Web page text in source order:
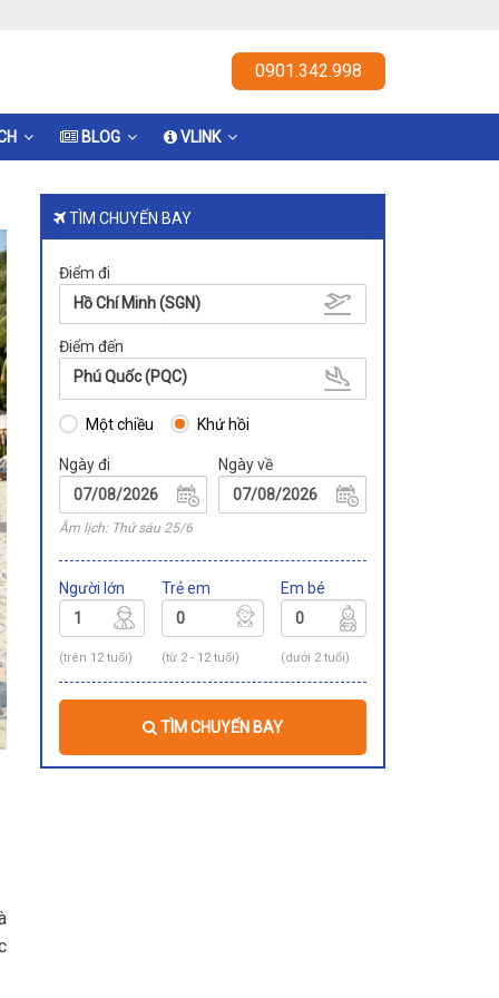
0901.342.998
BLOG VLINK
TÌM CHUYẾN BAY
Điểm đi
Hồ Chí Minh (SGN)
Điểm đến
Phú Quốc (PQC)
Một chiều Khứ hồi
Ngày đi
Âm lịch: Thứ sáu 25/6
Ngày về
Người lớn
(trên 12 tuổi)
Trẻ em
(từ 2 - 12 tuổi)
Em bé
(dưới 2 tuổi)
TÌM CHUYẾN BAY